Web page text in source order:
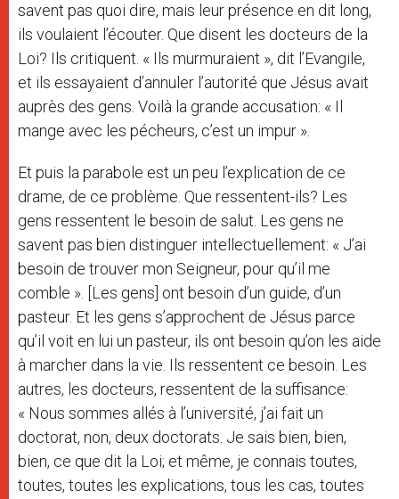
savent pas quoi dire, mais leur présence en dit long,
ils voulaient l’écouter. Que disent les docteurs de la
Loi? Ils critiquent. « Ils murmuraient », dit l’Evangile,
et ils essayaient d’annuler l’autorité que Jésus avait
auprès des gens. Voilà la grande accusation: « Il
mange avec les pécheurs, c’est un impur ».
Et puis la parabole est un peu l’explication de ce
drame, de ce problème. Que ressentent-ils? Les
gens ressentent le besoin de salut. Les gens ne
savent pas bien distinguer intellectuellement: « J’ai
besoin de trouver mon Seigneur, pour qu’il me
comble ». [Les gens] ont besoin d’un guide, d’un
pasteur. Et les gens s’approchent de Jésus parce
qu’il voit en lui un pasteur, ils ont besoin qu’on les aide
à marcher dans la vie. Ils ressentent ce besoin. Les
autres, les docteurs, ressentent de la suffisance:
« Nous sommes allés à l’université, j’ai fait un
doctorat, non, deux doctorats. Je sais bien, bien,
bien, ce que dit la Loi; et même, je connais toutes,
toutes, toutes les explications, tous les cas, toutes